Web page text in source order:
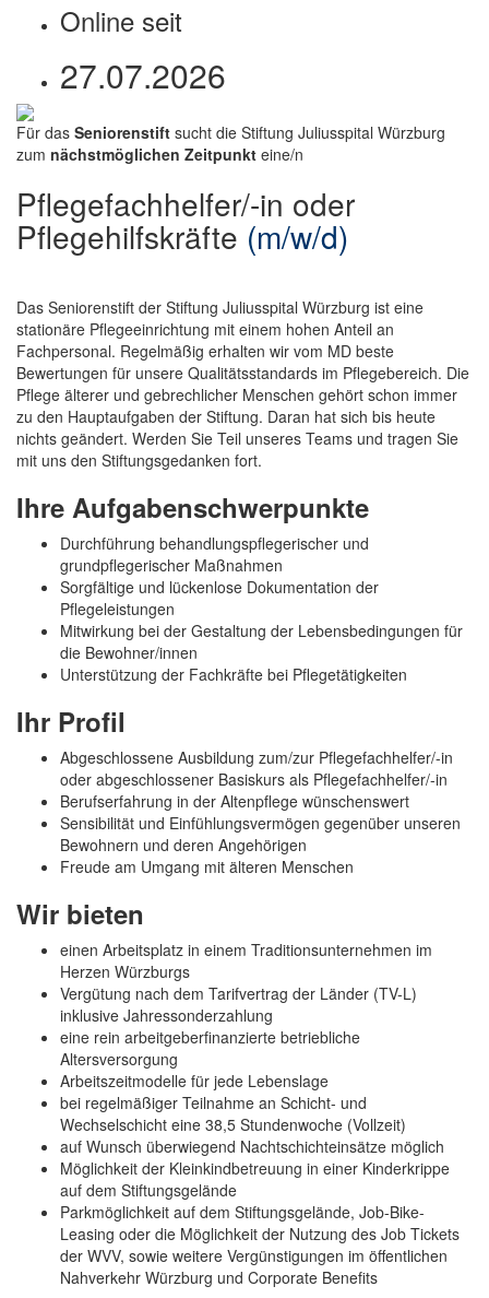
Online seit
27.07.2026
Für das Seniorenstift sucht die Stiftung Juliusspital Würzburg
zum nächstmöglichen Zeitpunkt eine/n
Pflegefachhelfer/-in oder
Pflegehilfskräfte (m/w/d)
Das Seniorenstift der Stiftung Juliusspital Würzburg ist eine
stationäre Pflegeeinrichtung mit einem hohen Anteil an
Fachpersonal. Regelmäßig erhalten wir vom MD beste
Bewertungen für unsere Qualitätsstandards im Pflegebereich. Die
Pflege älterer und gebrechlicher Menschen gehört schon immer
zu den Hauptaufgaben der Stiftung. Daran hat sich bis heute
nichts geändert. Werden Sie Teil unseres Teams und tragen Sie
mit uns den Stiftungsgedanken fort.
Ihre Aufgabenschwerpunkte
Durchführung behandlungspflegerischer und
grundpflegerischer Maßnahmen
Sorgfältige und lückenlose Dokumentation der
Pflegeleistungen
Mitwirkung bei der Gestaltung der Lebensbedingungen für
die Bewohner/innen
Unterstützung der Fachkräfte bei Pflegetätigkeiten
Ihr Profil
Abgeschlossene Ausbildung zum/zur Pflegefachhelfer/-in
oder abgeschlossener Basiskurs als Pflegefachhelfer/-in
Berufserfahrung in der Altenpflege wünschenswert
Sensibilität und Einfühlungsvermögen gegenüber unseren
Bewohnern und deren Angehörigen
Freude am Umgang mit älteren Menschen
Wir bieten
einen Arbeitsplatz in einem Traditionsunternehmen im
Herzen Würzburgs
Vergütung nach dem Tarifvertrag der Länder (TV-L)
inklusive Jahressonderzahlung
eine rein arbeitgeberfinanzierte betriebliche
Altersversorgung
Arbeitszeitmodelle für jede Lebenslage
bei regelmäßiger Teilnahme an Schicht- und
Wechselschicht eine 38,5 Stundenwoche (Vollzeit)
auf Wunsch überwiegend Nachtschichteinsätze möglich
Möglichkeit der Kleinkindbetreuung in einer Kinderkrippe
auf dem Stiftungsgelände
Parkmöglichkeit auf dem Stiftungsgelände, Job-Bike-
Leasing oder die Möglichkeit der Nutzung des Job Tickets
der WVV, sowie weitere Vergünstigungen im öffentlichen
Nahverkehr Würzburg und Corporate Benefits